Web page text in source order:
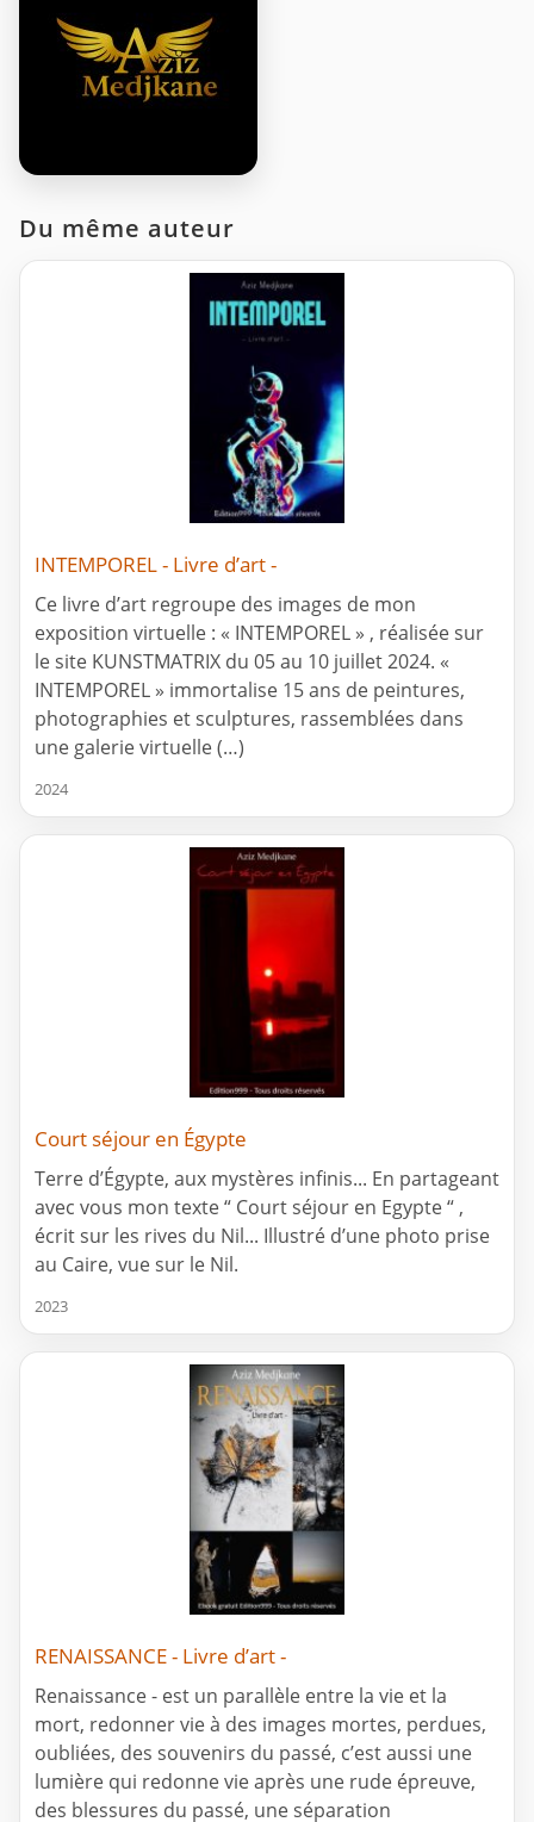
Du même auteur
INTEMPOREL - Livre d’art -
Ce livre d’art regroupe des images de mon
exposition virtuelle : « INTEMPOREL » , réalisée sur
le site KUNSTMATRIX du 05 au 10 juillet 2024. «
INTEMPOREL » immortalise 15 ans de peintures,
photographies et sculptures, rassemblées dans
une galerie virtuelle (…)
2024
Court séjour en Égypte
Terre d’Égypte, aux mystères infinis... En partageant
avec vous mon texte “ Court séjour en Egypte “ ,
écrit sur les rives du Nil... Illustré d’une photo prise
au Caire, vue sur le Nil.
2023
RENAISSANCE - Livre d’art -
Renaissance - est un parallèle entre la vie et la
mort, redonner vie à des images mortes, perdues,
oubliées, des souvenirs du passé, c’est aussi une
lumière qui redonne vie après une rude épreuve,
des blessures du passé, une séparation